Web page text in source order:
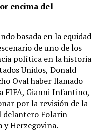
encima del
basada en la equidad
de uno de los
política en la historia
Unidos, Donald
Oval haber llamado
FIFA, Gianni Infantino,
por la revisión de la
delantero Folarin
Herzegovina.